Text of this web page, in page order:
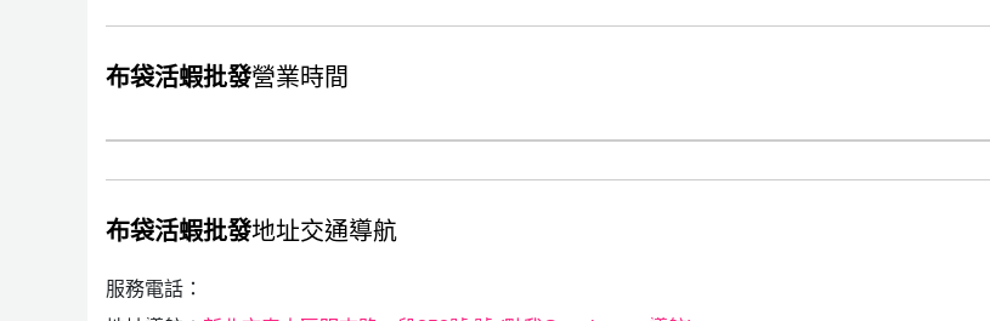
布袋活蝦批發營業時間
布袋活蝦批發地址交通導航
服務電話：